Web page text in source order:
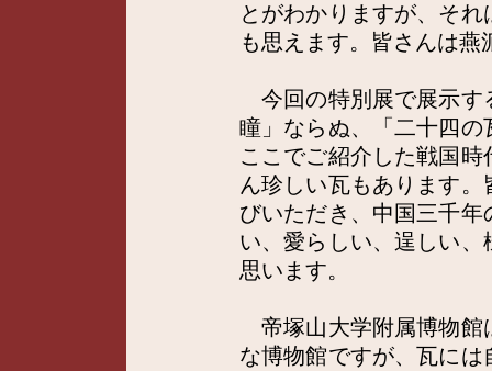
とがわかりますが、そ
も思えます。皆さんは
今回の特別展で展示す
瞳」ならぬ、「二十四
ここでご紹介した戦国
ん珍しい瓦もあります
びいただき、中国三千
い、愛らしい、逞しい
思います。
帝塚山大学附属博物館
な博物館ですが、瓦に